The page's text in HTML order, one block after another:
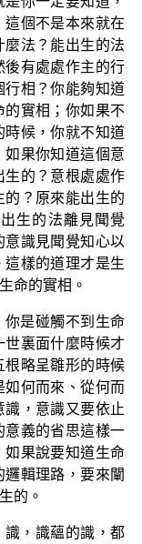
個不是本來就在
法？能出生的法
後有處處作主的行
行相？你能夠知道
的實相；你如果不
時候，你就不知道
果你知道這個意
生的？意根處處作
？原來能出生的
生的法離見聞覺
識見聞覺知心以
樣的道理才是生
命的實相。
是碰觸不到生命
裏面什麼時候才
根略呈雛形的時候
何而來、從何而
，意識又要依止
意義的省思這樣一
如果說要知道生命
輯理路，要來闡
的。
，識蘊的識，都